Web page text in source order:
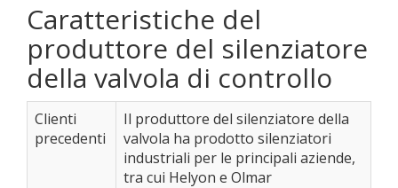
Caratteristiche del
produttore del silenziatore
della valvola di controllo
Clienti
precedenti
Il produttore del silenziatore della
valvola ha prodotto silenziatori
industriali per le principali aziende,
tra cui Helyon e Olmar